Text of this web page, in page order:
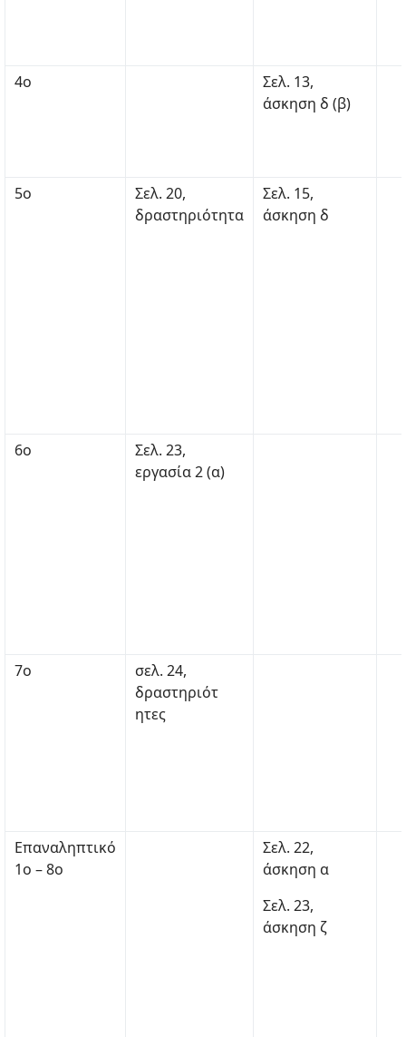
4ο
Σελ. 13,
άσκηση δ (β)
5ο
Σελ. 20,
δραστηριότητα
Σελ. 15,
άσκηση δ
6ο
Σελ. 23,
εργασία 2 (α)
7ο
σελ. 24,
δραστηριότ
ητες
Επαναληπτικό
1ο – 8ο
Σελ. 22,
άσκηση α
Σελ. 23,
άσκηση ζ